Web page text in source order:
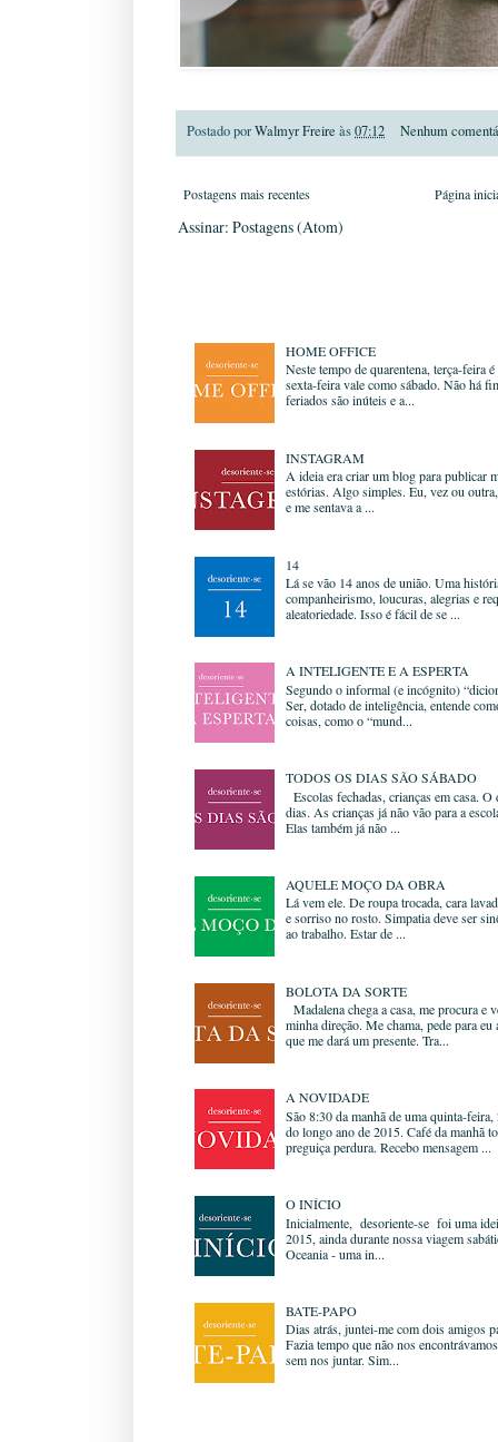
Postado porWalmyr Freire às07:12 Nenhum
Postagens mais recentes Página
Assinar: Postagens (Atom)
HOME OFFICE
Neste tempo de quarentena, terça-feira
sexta-feira vale como sábado. Não há
feriados são inúteis e a...
INSTAGRAM
A ideia era criar um blog para publicar
estórias. Algo simples. Eu, vez ou
e me sentava a ...
14
Lá se vão 14 anos de união. Uma
companheirismo, loucuras, alegrias e
aleatoriedade. Isso é fácil de se ...
A INTELIGENTE E A ESPERTA
Segundo o informal (e incógnito)
Ser, dotado de inteligência, entende
coisas, como o “mund...
TODOS OS DIAS SÃO SÁBADO
Escolas fechadas, crianças em casa.
dias. As crianças já não vão para a
Elas também já não ...
AQUELE MOÇO DA OBRA
Lá vem ele. De roupa trocada, cara
e sorriso no rosto. Simpatia deve ser
ao trabalho. Estar de ...
BOLOTA DA SORTE
Madalena chega a casa, me procura e
minha direção. Me chama, pede para eu
que me dará um presente. Tra...
A NOVIDADE
São 8:30 da manhã de uma quinta-
do longo ano de 2015. Café da manhã
preguiça perdura. Recebo mensagem ...
O INÍCIO
Inicialmente, desoriente-se foi uma
2015, ainda durante nossa viagem
Oceania - uma in...
BATE-PAPO
Dias atrás, juntei-me com dois amigos
Fazia tempo que não nos
sem nos juntar. Sim...